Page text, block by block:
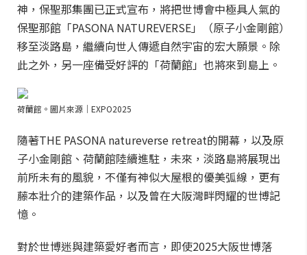
神，保聖那集團已正式宣布，將把世博會中極具人氣的
保聖那館「PASONA NATUREVERSE」（原子小金剛館）
移至淡路島，繼續向世人傳遞自然宇宙的宏大願景。除
此之外，另一座備受好評的「荷蘭館」也將來到島上。
荷蘭館。圖片來源｜EXPO2025
隨著THE PASONA natureverse retreat的開幕，以及原
子小金剛館、荷蘭館陸續進駐，未來，淡路島將展現出
前所未有的風貌，不僅有神似大屋根的優美弧線，更有
藤本壯介的建築作品，以及曾在大阪灣畔閃耀的世博記
憶。
對於世博迷與建築愛好者而言，即使2025大阪世博落